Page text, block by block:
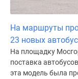
На маршруты
23 новых
На площадку
поставка
эта модель была